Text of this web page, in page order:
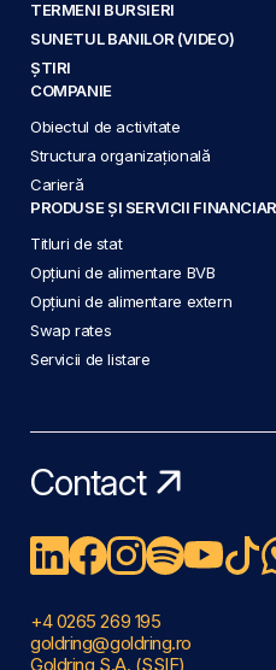
TERMENI BURSIERI
SUNETUL BANILOR (VIDEO)
ȘTIRI
COMPANIE
Obiectul de activitate
Structura organizațională
Carieră
PRODUSE ȘI SERVICII
Titluri de stat
Opțiuni de alimentare BVB
Opțiuni de alimentare extern
Swap rates
Servicii de listare
Contact
+4 0265 269 195
goldring@goldring.ro
Goldring S.A. (SSIF)